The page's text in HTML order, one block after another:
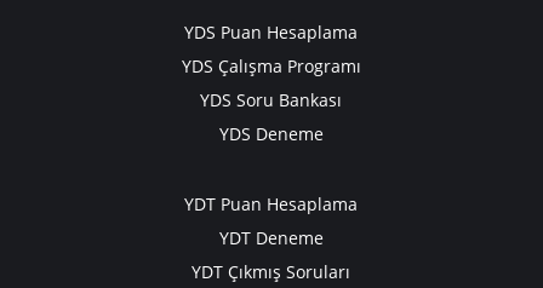
YDS Puan Hesaplama
YDS Çalışma Programı
YDS Soru Bankası
YDS Deneme
YDT Puan Hesaplama
YDT Deneme
YDT Çıkmış Soruları